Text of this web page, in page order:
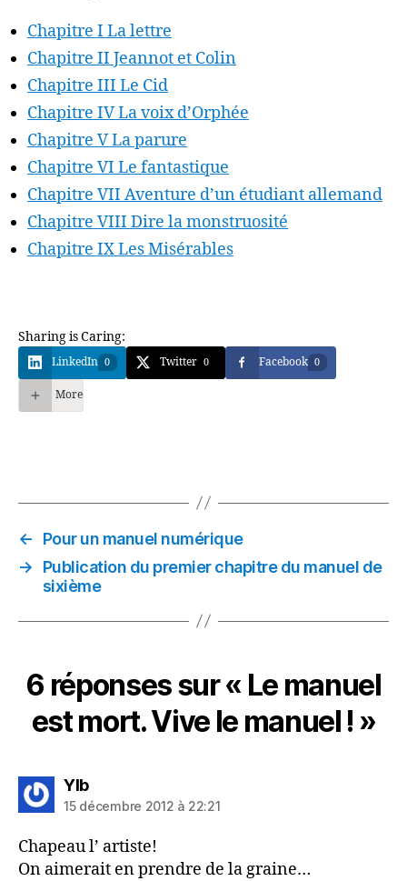
Chapitre I La lettre
Chapitre II Jeannot et Colin
Chapitre III Le Cid
Chapitre IV La voix d’Orphée
Chapitre V La parure
Chapitre VI Le fantastique
Chapitre VII Aventure d’un étudiant allemand
Chapitre VIII Dire la monstruosité
Chapitre IX Les Misérables
Sharing is Caring:
LinkedIn 0 Twitter 0 Facebook 0
More
←
Pour un manuel numérique
→
Publication du premier chapitre du manuel de
sixième
6 réponses sur « Le manuel
est mort. Vive le manuel ! »
Ylbdit :
15 décembre 2012 à 22:21
Chapeau l’ artiste!
On aimerait en prendre de la graine…